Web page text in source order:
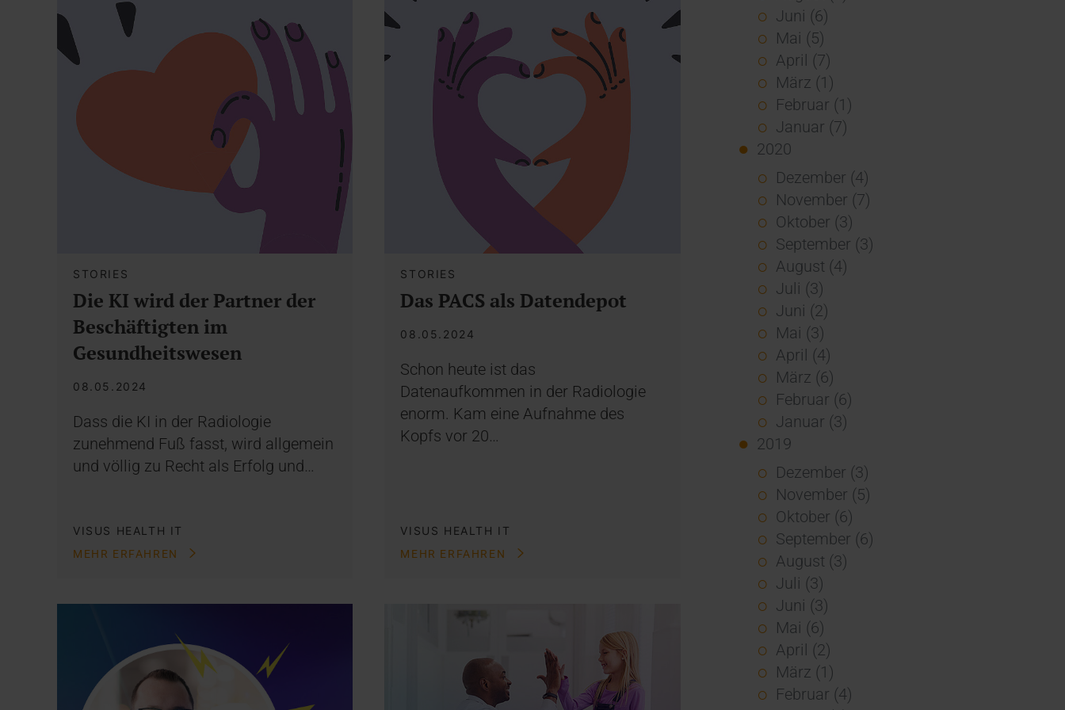
STORIES
Die KI wird der Partner der
Beschäftigten im
Gesundheitswesen
08.05.2024
Dass die KI in der Radiologie
zunehmend Fuß fasst, wird allgemein
und völlig zu Recht als Erfolg und…
VISUS HEALTH IT
MEHR ERFAHREN
STORIES
Das PACS als Datendepot
08.05.2024
Schon heute ist das
Datenaufkommen in der Radiologie
enorm. Kam eine Aufnahme des
Kopfs vor 20…
VISUS HEALTH IT
MEHR ERFAHREN
Juni (6)
Mai (5)
April (7)
März (1)
Februar (1)
Januar (7)
2020
Dezember (4)
November (7)
Oktober (3)
September (3)
August (4)
Juli (3)
Juni (2)
Mai (3)
April (4)
März (6)
Februar (6)
Januar (3)
2019
Dezember (3)
November (5)
Oktober (6)
September (6)
August (3)
Juli (3)
Juni (3)
Mai (6)
April (2)
März (1)
Februar (4)